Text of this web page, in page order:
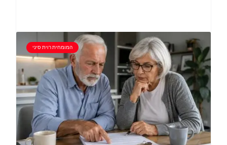
המומחית רוית סיני